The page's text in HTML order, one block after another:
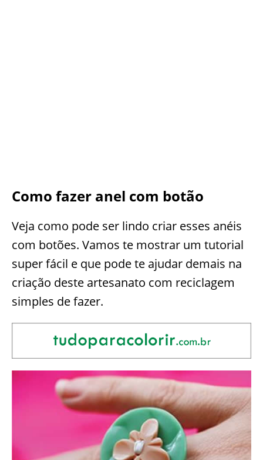
Como fazer anel com botão
Veja como pode ser lindo criar esses anéis
com botões. Vamos te mostrar um tutorial
super fácil e que pode te ajudar demais na
criação deste artesanato com reciclagem
simples de fazer.